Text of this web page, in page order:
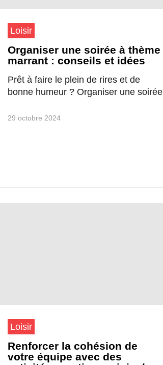
Loisir
Organiser une soirée à thème
marrant : conseils et idées
Prêt à faire le plein de rires et de
bonne humeur ? Organiser une soirée
29 octobre 2024
Loisir
Renforcer la cohésion de
votre équipe avec des